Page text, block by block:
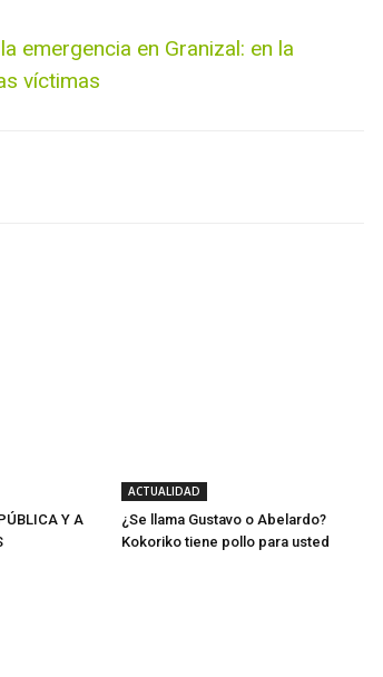
emergencia en Granizal: en la
víctimas
Y A
ACTUALIDAD
¿Se llama Gustavo o Abelardo?
Kokoriko tiene pollo para usted